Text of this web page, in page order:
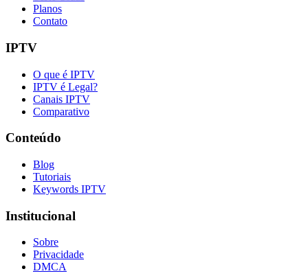
Planos
Contato
IPTV
O que é IPTV
IPTV é Legal?
Canais IPTV
Comparativo
Conteúdo
Blog
Tutoriais
Keywords IPTV
Institucional
Sobre
Privacidade
DMCA